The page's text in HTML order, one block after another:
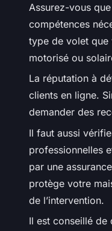
Assurez-vous
compétences
type de volet que
motorisé ou
La réputation à
clients en ligne.
demander des
Il faut aussi
professionnelles
par une
protège votre
de l’intervention.
Il est conseillé de